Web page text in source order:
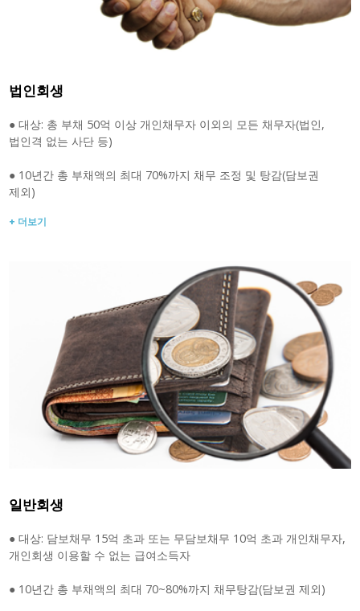
법인회생
● 대상: 총 부채 50억 이상 개인채무자 이외의 모든 채무자(법인,
법인격 없는 사단 등)
● 10년간 총 부채액의 최대 70%까지 채무 조정 및 탕감(담보권
제외)
+ 더보기
일반회생
● 대상: 담보채무 15억 초과 또는 무담보채무 10억 초과 개인채무자,
개인회생 이용할 수 없는 급여소득자
● 10년간 총 부채액의 최대 70~80%까지 채무탕감(담보권 제외)